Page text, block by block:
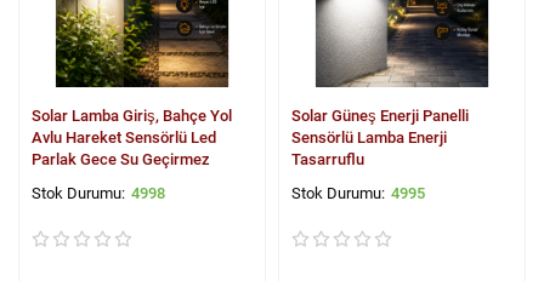
Solar Lamba Giriş, Bahçe Yol
Avlu Hareket Sensörlü Led
Parlak Gece Su Geçirmez
4998
Solar Güneş Enerji Panelli
Sensörlü Lamba Enerji
Tasarruflu
4995